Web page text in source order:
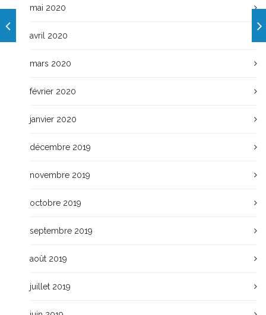
mai 2020
avril 2020
mars 2020
février 2020
janvier 2020
décembre 2019
novembre 2019
octobre 2019
septembre 2019
août 2019
juillet 2019